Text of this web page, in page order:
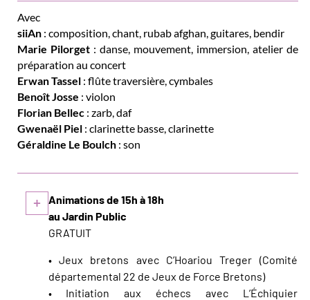
Avec
siiAn : composition, chant, rubab afghan, guitares, bendir
Marie Pilorget: danse, mouvement, immersion, atelier de
préparation au concert
Erwan Tassel : flûte traversière, cymbales
Benoît Josse : violon
Florian Bellec : zarb, daf
Gwenaël Piel : clarinette basse, clarinette
Géraldine Le Boulch : son
+
Animations de 15h à 18h
au Jardin Public
GRATUIT
• Jeux bretons avec C’Hoariou Treger (Comité
départemental 22 de Jeux de Force Bretons)
• Initiation aux échecs avec L’Échiquier